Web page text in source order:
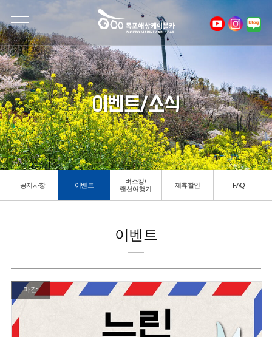
이벤트/소식
공지사항 이벤트
버스킹/
랜선여행기
제휴할인 FAQ
이벤트
마감